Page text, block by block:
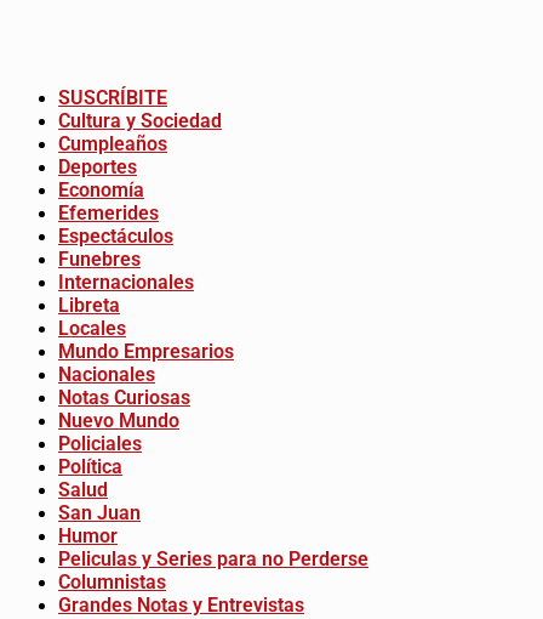
SUSCRÍBITE
Cultura y Sociedad
Cumpleaños
Deportes
Economía
Efemerides
Espectáculos
Funebres
Internacionales
Libreta
Locales
Mundo Empresarios
Nacionales
Notas Curiosas
Nuevo Mundo
Policiales
Política
Salud
San Juan
Humor
Peliculas y Series para no Perderse
Columnistas
Grandes Notas y Entrevistas